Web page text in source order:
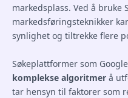
markedsplass. Ved å bruke
markedsføringsteknikker
synlighet og tiltrekke flere
Søkeplattformer som
komplekse algoritmer å
tar hensyn til faktorer som